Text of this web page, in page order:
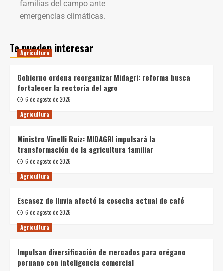
familias del campo ante
emergencias climáticas.
Te pueden interesar
Agricultura
Gobierno ordena reorganizar Midagri: reforma busca
fortalecer la rectoría del agro
6 de agosto de 2026
Agricultura
Ministro Vinelli Ruiz: MIDAGRI impulsará la
transformación de la agricultura familiar
6 de agosto de 2026
Agricultura
Escasez de lluvia afectó la cosecha actual de café
6 de agosto de 2026
Agricultura
Impulsan diversificación de mercados para orégano
peruano con inteligencia comercial